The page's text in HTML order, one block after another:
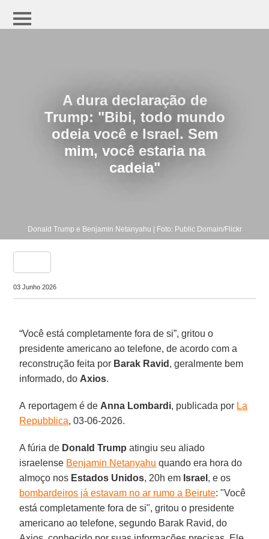
A dura declaração de
Trump: "Bibi, todo mundo
odeia você e Israel. Sem
mim, você estaria na
cadeia"
Donald Trump e Benjamin Netanyahu | Foto: Public Domain/Flickr
03 Junho 2026
“Você está completamente fora de si”, gritou o
presidente americano ao telefone, de acordo com a
reconstrução feita por Barak Ravid , geralmente bem
informado, do Axios.
A reportagem é de Anna Lombardi, publicada por La
Repubblica, 03-06-2026.
A fúria de Donald Trump atingiu seu aliado
israelense Benjamin Netanyahu quando era hora do
almoço nos Estados Unidos, 20h em Israel , e os
bombardeiros já estavam no ar rumo a Beirute: "Você
está completamente fora de si", gritou o presidente
americano ao telefone, segundo Barak Ravid, do